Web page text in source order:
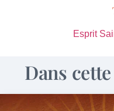
Esprit
Dans